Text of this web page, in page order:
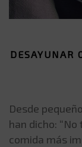
DESAYUNAR
Desde
han dicho:
comida más